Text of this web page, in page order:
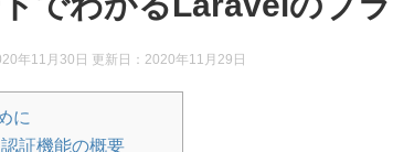
年11月30日 更新日： 2020年11月29日
に
認証機能の概要